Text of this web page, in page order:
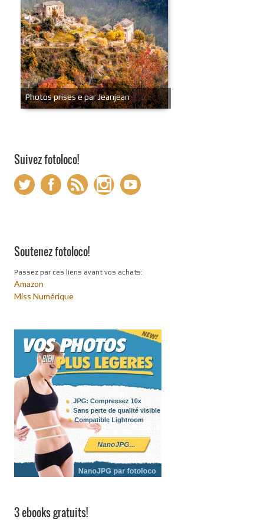
Photos prises e par Jeanjean
Suivez fotoloco!
Soutenez fotoloco!
Passez par ces liens avant vos achats:
Amazon
Miss Numérique
3 ebooks gratuits!